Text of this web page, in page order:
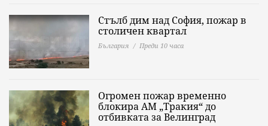
Стълб дим над София, пожар в
столичен квартал
България Преди 10 часа
Огромен пожар временно
блокира АМ „Тракия“ до
отбивката за Велинград